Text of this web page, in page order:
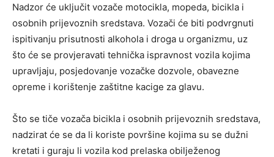
Nadzor će uključit vozače motocikla, mopeda, bicikla i
osobnih prijevoznih sredstava. Vozači će biti podvrgnuti
ispitivanju prisutnosti alkohola i droga u organizmu, uz
što će se provjeravati tehnička ispravnost vozila kojima
upravljaju, posjedovanje vozačke dozvole, obavezne
opreme i korištenje zaštitne kacige za glavu.
Što se tiče vozača bicikla i osobnih prijevoznih sredstava,
nadzirat će se da li koriste površine kojima su se dužni
kretati i guraju li vozila kod prelaska obilježenog